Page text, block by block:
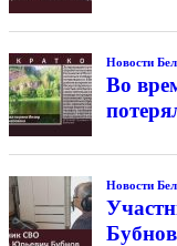
Новости
Во
Новости